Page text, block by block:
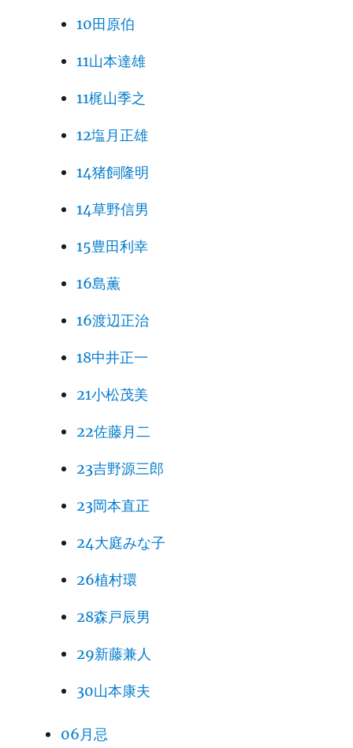
10田原伯
11山本達雄
11梶山季之
12塩月正雄
14猪飼隆明
14草野信男
15豊田利幸
16島薫
16渡辺正治
18中井正一
21小松茂美
22佐藤月二
23吉野源三郎
23岡本直正
24大庭みな子
26植村環
28森戸辰男
29新藤兼人
30山本康夫
06月忌